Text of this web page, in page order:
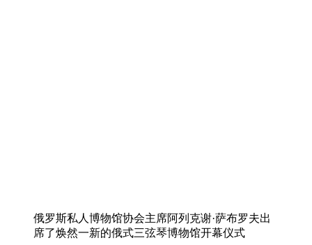
俄罗斯私人博物馆协会主席阿列克谢·萨布罗夫出
席了焕然一新的俄式三弦琴博物馆开幕仪式